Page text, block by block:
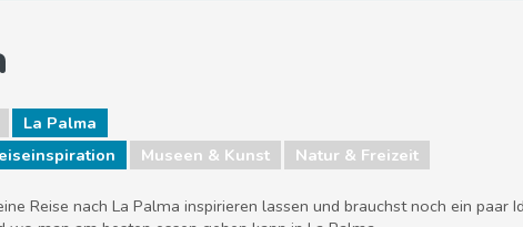
La Palma
Museen & Kunst Natur & Freizeit
Reise nach La Palma inspirieren lassen und brauchst noch ein